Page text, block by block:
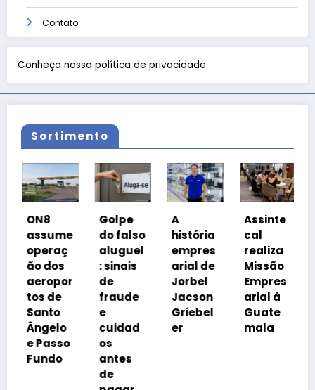
Contato
Conheça nossa política de privacidade
Sortimento
ON8
assume
operaç
ão dos
aeropor
tos de
Santo
Ângelo
e Passo
Fundo
Golpe
do falso
aluguel
: sinais
de
fraude
e
cuidad
os
antes
de
A
história
empres
arial de
Jorbel
Jacson
Griebel
er
Assinte
cal
realiza
Missão
Empres
arial à
Guate
mala